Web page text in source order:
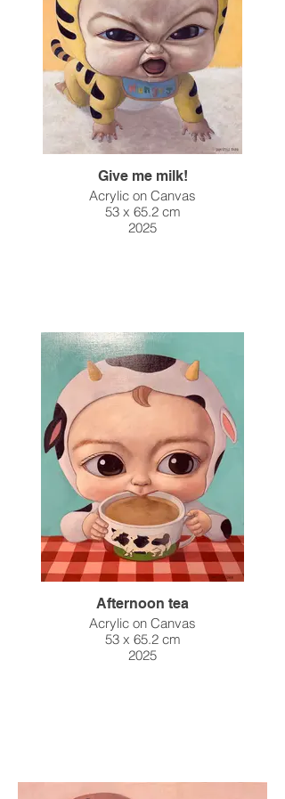
Give me milk!
Acrylic on Canvas
53 x 65.2 cm
2025
Afternoon tea
Acrylic on Canvas
53 x 65.2 cm
2025